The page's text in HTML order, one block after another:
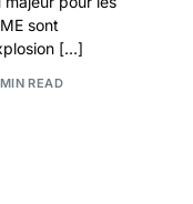
sont
[…]
READ